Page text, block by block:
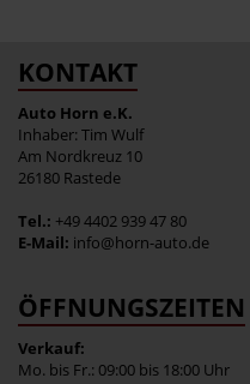
KONTAKT
Auto Horn e.K.
Inhaber: Tim Wulf
Am Nordkreuz 10
26180 Rastede
Tel.: +49 4402 939 47 80
E-Mail: info@horn-auto.de
ÖFFNUNGSZEITEN
Verkauf:
Mo. bis Fr.: 09:00 bis 18:00 Uhr